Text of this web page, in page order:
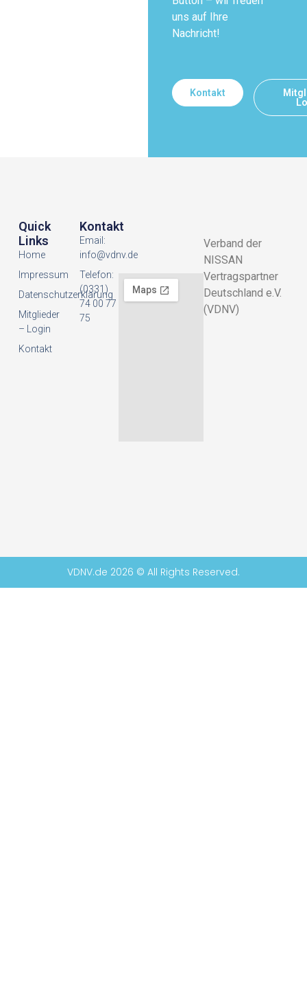
uns auf Ihre
Nachricht!
Kontakt
Verband der
NISSAN
Vertragspartner
Deutschland e.V.
(VDNV)
Quick
Links
Home
Impressum
Datenschutzerklarung
Mitglieder
– Login
Kontakt
Kontakt
Email:
info@vdnv.de
Telefon:
(0331)
74 00 77
75
VDNV.de 2026 © All Rights Reserved.